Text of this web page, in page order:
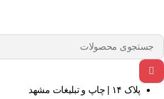
پلاک ۱۴ | چاپ و تبلیغات مشهد